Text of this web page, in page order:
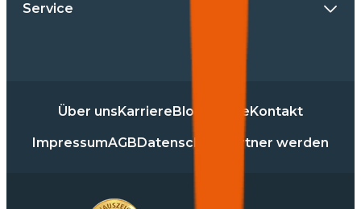
Service
Über unsKarriereBlog PresseKontakt
ImpressumAGBDatenschutz Partner werden